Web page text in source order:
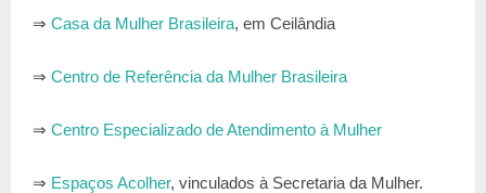
⇒ Casa da Mulher Brasileira, em Ceilândia
⇒ Centro de Referência da Mulher Brasileira
⇒ Centro Especializado de Atendimento à Mulher
⇒ Espaços Acolher, vinculados à Secretaria da Mulher.